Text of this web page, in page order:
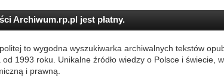
Archiwum.rp.pl jest płatny.
to wygodna wyszukiwarka archiwalnych tekstów
od 1993 roku. Unikalne źródło wiedzy o Polsce i świecie,
i prawną.